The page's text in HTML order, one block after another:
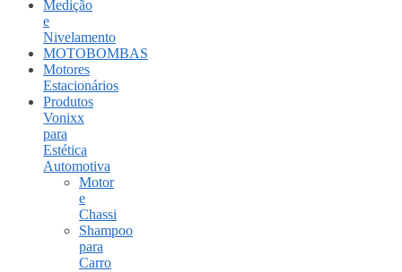
Medição
e
Nivelamento
MOTOBOMBAS
Motores
Estacionários
Produtos
Vonixx
para
Estética
Automotiva
Motor
e
Chassi
Shampoo
para
Carro